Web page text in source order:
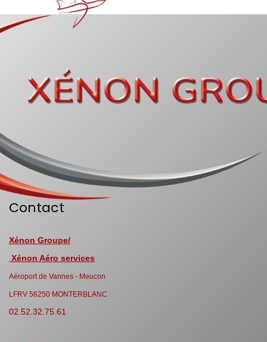
Contact
Xénon Groupe/
Xénon Aéro services
Aéroport de Vannes - Meucon
LFRV 56250 MONTERBLANC
02.52.32.75.61